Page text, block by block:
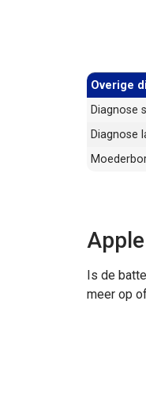
Overige
Diagnose
Diagnose
Is de
meer op